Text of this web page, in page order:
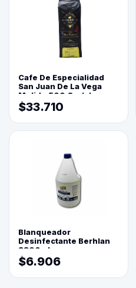
Cafe De Especialidad
San Juan De La Vega
Molido 500 Grs(=)
$33.710
Blanqueador
Desinfectante Berhlan
3800ml
$6.906